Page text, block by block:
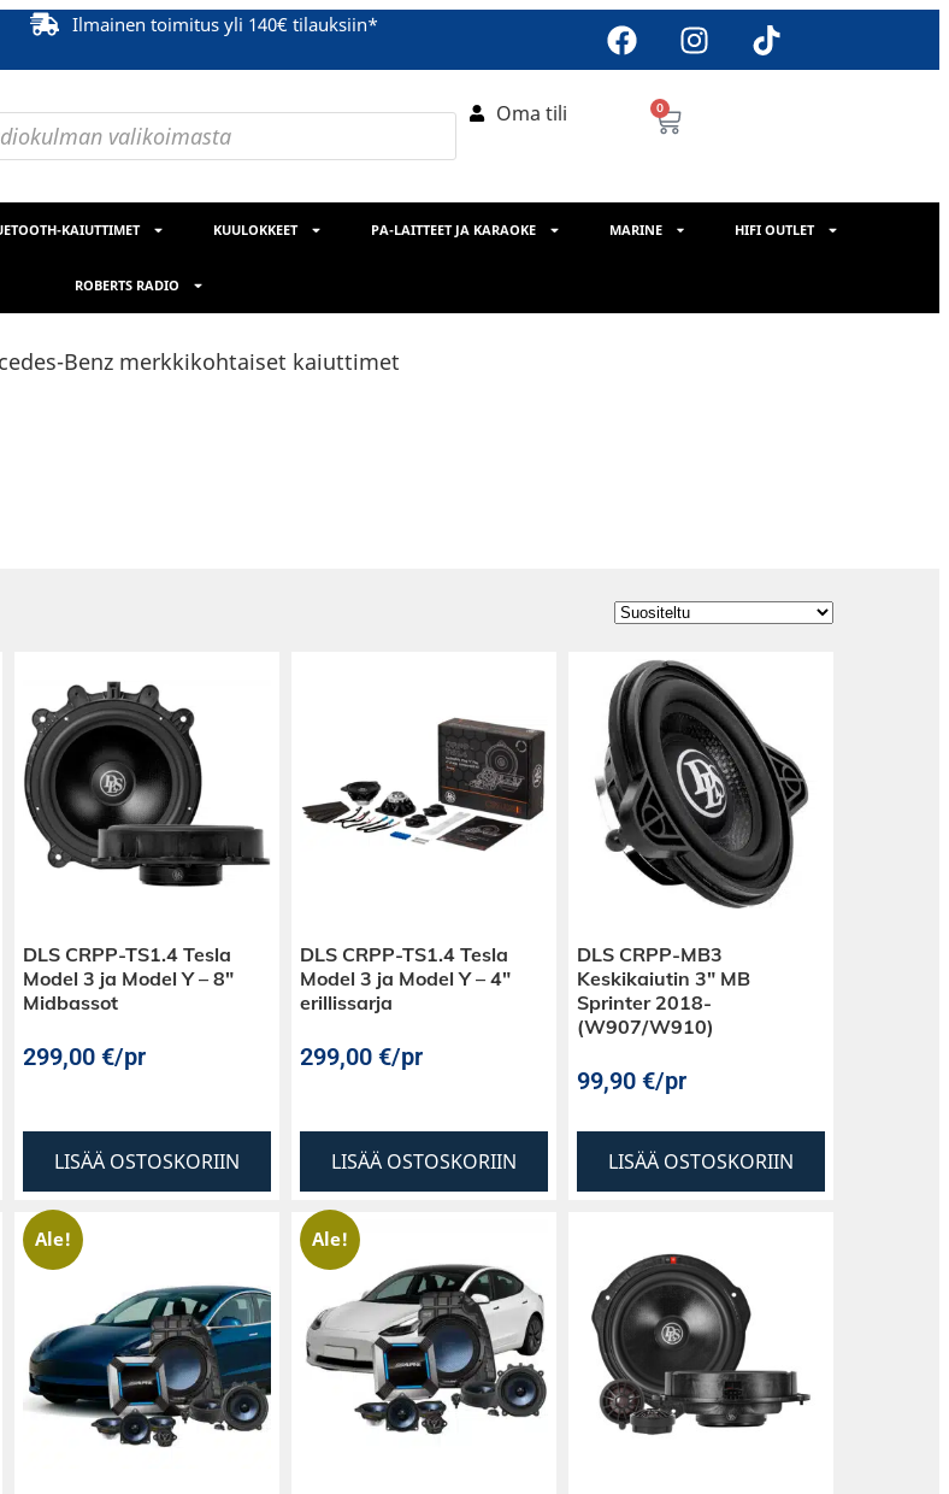
Ilmainen toimitus yli 140€ tilauksiin*
Oma tili 0
KAIUTTIMET KUULOKKEET PA-LAITTEET JA KARAOKE MARINE HIFI OUTLET
ROBERTS RADIO
Benz merkkikohtaiset kaiuttimet
DLS CRPP-TS1.4 Tesla
Model 3 ja Model Y – 8″
Midbassot
299,00 €/pr
LISÄÄ OSTOSKORIIN
DLS CRPP-TS1.4 Tesla
Model 3 ja Model Y – 4″
erillissarja
299,00 €/pr
LISÄÄ OSTOSKORIIN
DLS CRPP-MB3
Keskikaiutin 3″ MB
Sprinter 2018-
(W907/W910)
99,90 €/pr
LISÄÄ OSTOSKORIIN
Ale! Ale!